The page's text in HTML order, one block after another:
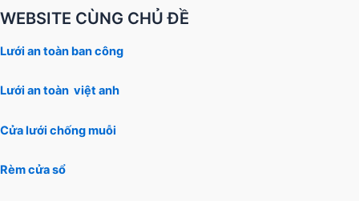
WEBSITE CÙNG CHỦ ĐỀ
Lưới an toàn ban công
Lưới an toàn việt anh
Cửa lưới chống muỗi
Rèm cửa sổ